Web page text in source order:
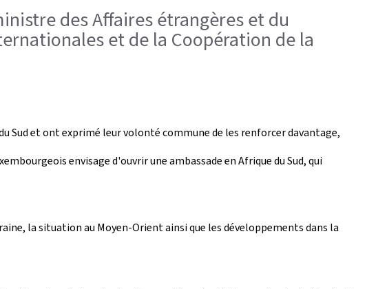
des Affaires étrangères et du
et de la Coopération de la
Sud et ont exprimé leur volonté commune de les renforcer davantage,
envisage d'ouvrir une ambassade en Afrique du Sud, qui
la situation au Moyen-Orient ainsi que les développements dans la